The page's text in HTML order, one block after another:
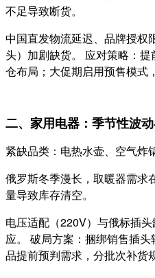
不足导致断货。
中国直发物流延迟、品牌授权
头）加剧缺货。 应对策略：
仓布局；大促期启用预售模式
二、家用电器：季节性波
紧缺品类：电热水壶、空气炸
俄罗斯冬季漫长，取暖器需求
量导致库存清空。
电压适配（220V）与俄标插
应。 破局方案：捆绑销售插
品提前预判需求，分批次补货